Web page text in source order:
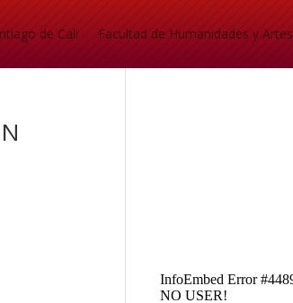
de Cali Facultad de Humanidades y Artes